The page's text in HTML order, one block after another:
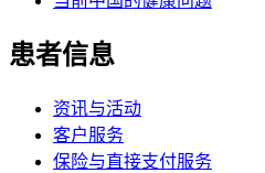
患者信息
资讯与活动
客户服务
保险与直接支付服务